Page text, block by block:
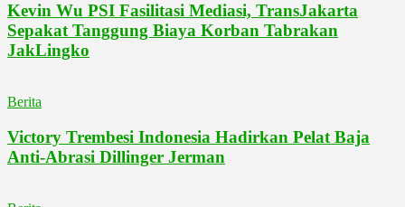
Kevin Wu PSI Fasilitasi Mediasi, TransJakarta
Sepakat Tanggung Biaya Korban Tabrakan
JakLingko
Berita
Victory Trembesi Indonesia Hadirkan Pelat Baja
Anti-Abrasi Dillinger Jerman